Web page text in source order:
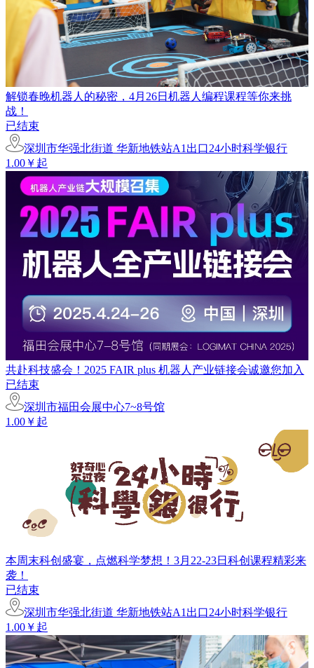
解锁春晚机器人的秘密，4月26日机器人编程课程等你来挑
战！
已结束
深圳市华强北街道 华新地铁站A1出口24小时科学银行
1.00￥起
共赴科技盛会！2025 FAIR plus 机器人产业链接会诚邀您加入
已结束
深圳市福田会展中心7~8号馆
1.00￥起
本周末科创盛宴，点燃科学梦想！3月22-23日科创课程精彩来
袭！
已结束
深圳市华强北街道 华新地铁站A1出口24小时科学银行
1.00￥起